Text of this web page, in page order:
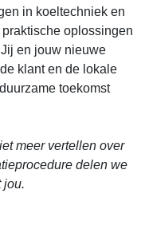
in koeltechniek en
oplossingen
en jouw nieuwe
klant en de lokale
toekomst
meer vertellen over
delen we
jou.